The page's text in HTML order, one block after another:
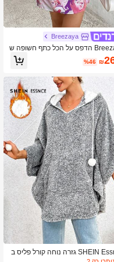
Breezaya
Breezaya הדפס על הכל כתף חשופה ש
חולצה
₪
%46
SHEIN Essnce גזרה נוחה קורל פליס ב
נשים שמלות